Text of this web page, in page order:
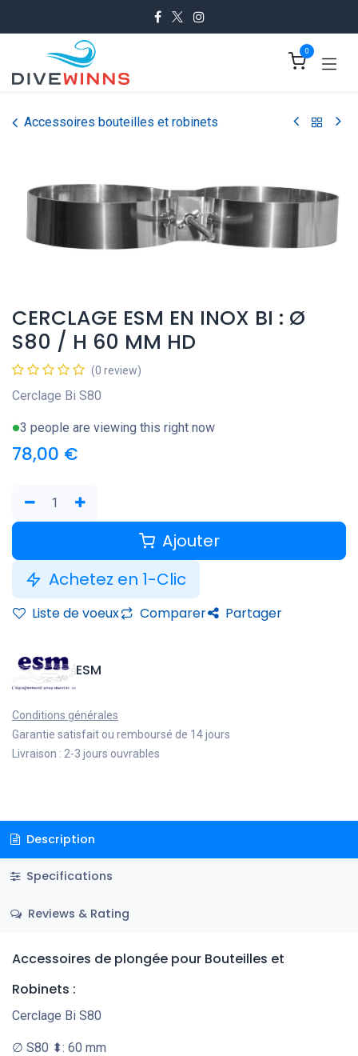
0
Accessoires bouteilles et robinets
CERCLAGE ESM EN INOX BI : Ø
S80 / H 60 MM HD
(0 review)
Cerclage Bi S80
3 people are viewing this right now
78,00 €
Ajouter
Achetez en 1-Clic
Liste de voeux Comparer Partager
ESM
Conditions générales
Garantie satisfait ou remboursé de 14 jours
Livraison : 2-3 jours ouvrables
Description
Specifications
Reviews & Rating
Accessoires de plongée pour Bouteilles et
Robinets :
Cerclage Bi S80
∅ S80 ⬍: 60 mm